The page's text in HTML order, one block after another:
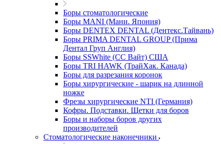
Боры стоматологические
Боры MANI (Мани. Япония)
Боры DENTEX DENTAL (Дентекс.Тайвань)
Боры PRIMA DENTAL GROUP (Прима
Дентал Груп Англия)
Боры SSWhite (СС Вайт) США
Боры TRI HAWK (ТрайХак. Канада)
Боры для разрезания коронок
Боры хирургические - шарик на длинной
ножке
Фрезы хирургические NTI (Германия)
Кофры. Подставки. Щетки для боров
Боры и наборы боров других
производителей
Стоматологические наконечники